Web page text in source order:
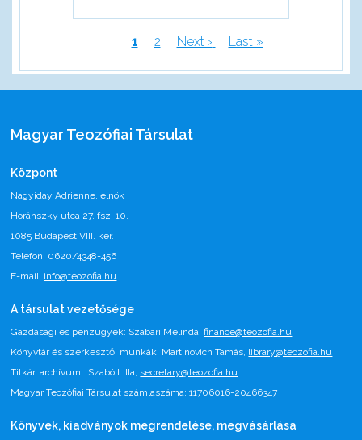
Jelenlegi
1 Page
2
Következő
Next ›
Utolsó
Last »
Magyar Teozófiai Társulat
Központ
Nagyiday Adrienne, elnök
Horánszky utca 27. fsz. 10.
1085 Budapest VIII. ker.
Telefon: 0620/4348-456
E-mail: info@teozofia.hu
A társulat vezetősége
Gazdasági és pénzügyek: Szabari Melinda,finance@teozofia.hu
Könyvtár és szerkesztői munkák: Martinovich Tamás, library@teozofia.hu
Titkár, archívum : Szabó Lilla, secretary@teozofia.hu
Magyar Teozófiai Társulat számlaszáma: 11706016-20466347
Könyvek, kiadványok megrendelése, megvásárlása